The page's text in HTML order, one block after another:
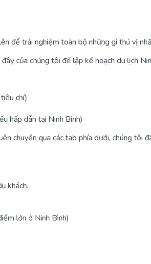
để trải nghiệm toàn bộ những gì thú vị
của chúng tôi để lập kế hoạch du lịch
chí)
hấp dẫn tại Ninh Bình)
chuyển qua các tab phía dưới, chúng tôi
khách.
lớn ở Ninh Bình)